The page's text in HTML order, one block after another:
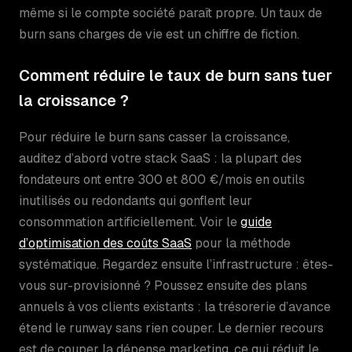
même si le compte société paraît propre. Un taux de
burn sans charges de vie est un chiffre de fiction.
Comment réduire le taux de burn sans tuer
la croissance ?
Pour réduire le burn sans casser la croissance,
auditez d’abord votre stack SaaS : la plupart des
fondateurs ont entre 300 et 800 €/mois en outils
inutilisés ou redondants qui gonflent leur
consommation artificiellement. Voir le guide
d’optimisation des coûts SaaS pour la méthode
systématique. Regardez ensuite l’infrastructure : êtes-
vous sur-provisionné ? Poussez ensuite des plans
annuels à vos clients existants : la trésorerie d’avance
étend le runway sans rien couper. Le dernier recours